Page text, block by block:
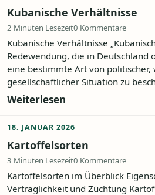
Kubanische Verhältnisse
2 Minuten Lesezeit0 Kommentare
Kubanische Verhältnisse
Redewendung, die in Deutschland
eine bestimmte Art von
gesellschaftlicher Situation zu
Weiterlesen
18. JANUAR 2026
Kartoffelsorten
3 Minuten Lesezeit0 Kommentare
Kartoffelsorten im Überblick
Verträglichkeit und Züchtung